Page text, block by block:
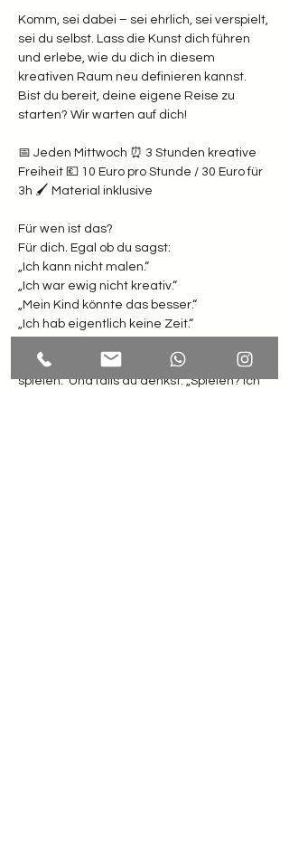
Komm, sei dabei – sei ehrlich, sei verspielt,
sei du selbst. Lass die Kunst dich führen
und erlebe, wie du dich in diesem
kreativen Raum neu definieren kannst.
Bist du bereit, deine eigene Reise zu
starten? Wir warten auf dich!
📅 Jeden Mittwoch ⏰ 3 Stunden kreative
Freiheit 💶 10 Euro pro Stunde / 30 Euro für
3h 🖌️ Material inklusive
Für wen ist das?
Für dich. Egal ob du sagst:
„Ich kann nicht malen.“
„Ich war ewig nicht kreativ.“
„Mein Kind könnte das besser.“
„Ich hab eigentlich keine Zeit.“
Weißt du was? Hier zählt nur eines: Lust zu
spielen.  Und falls du denkst: „Spielen? Ich